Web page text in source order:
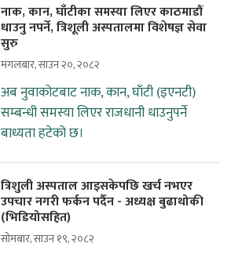
नाक, कान, घाँटीका समस्या लिएर काठमाडौं
धाउनु नपर्ने, त्रिशूली अस्पतालमा विशेषज्ञ सेवा
सुरु
मंगलबार, साउन २०, २०८२
अब नुवाकोटबाट नाक, कान, घाँटी (इएनटी)
सम्बन्धी समस्या लिएर राजधानी धाउनुपर्ने
बाध्यता हटेको छ।
त्रिशुली अस्पताल आइसकेपछि खर्च नभएर
उपचार नगरी फर्कन पर्दैन - अध्यक्ष बुढाथोकी
(भिडियोसहित)
सोमबार, साउन १९, २०८२